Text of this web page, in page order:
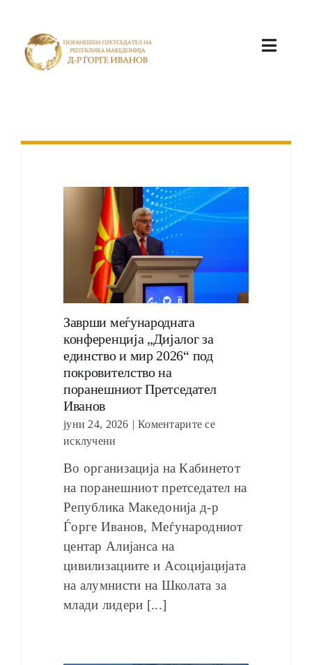
АКТИВНОСТИ
ОБРАЌАЊА
ШКОЛА ЗА МЛАДИ ЛИДЕРИ
ПРМ 2009-2019
Заврши меѓународната
конференција „Дијалог за
единство и мир 2026“ под
покровителство на
поранешниот Претседател
Иванов
јуни 24, 2026 | Коментарите се
исклучени
Во организација на Кабинетот
на поранешниот претседател на
Република Македонија д-р
Ѓорге Иванов, Меѓународниот
центар Алијанса на
цивилизациите и Асоцијацијата
на алумнисти на Школата за
млади лидери [...]